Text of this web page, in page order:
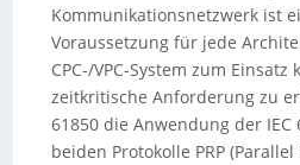
Kommunikationsnetzwerk ist
Voraussetzung für jede
CPC-/VPC-System zum
zeitkritische Anforderung zu
61850 die Anwendung der IEC
beiden Protokolle PRP